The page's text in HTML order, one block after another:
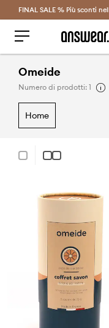
FINAL SALE % Più sconti
Omeide
Numero di prodotti: 1
home